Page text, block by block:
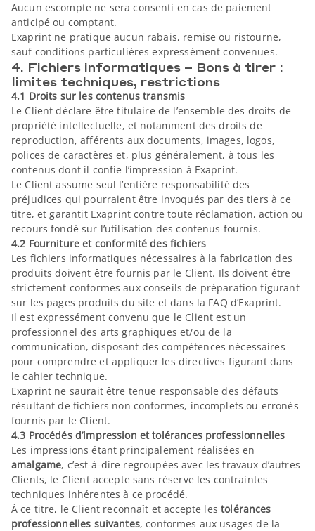
Aucun escompte ne sera consenti en cas de paiement
anticipé ou comptant.
Exaprint ne pratique aucun rabais, remise ou ristourne,
sauf conditions particulières expressément convenues.
4. Fichiers informatiques – Bons à tirer :
limites techniques, restrictions
4.1 Droits sur les contenus transmis
Le Client déclare être titulaire de l’ensemble des droits de
propriété intellectuelle, et notamment des droits de
reproduction, afférents aux documents, images, logos,
polices de caractères et, plus généralement, à tous les
contenus dont il confie l’impression à Exaprint.
Le Client assume seul l’entière responsabilité des
préjudices qui pourraient être invoqués par des tiers à ce
titre, et garantit Exaprint contre toute réclamation, action ou
recours fondé sur l’utilisation des contenus fournis.
4.2 Fourniture et conformité des fichiers
Les fichiers informatiques nécessaires à la fabrication des
produits doivent être fournis par le Client. Ils doivent être
strictement conformes aux conseils de préparation figurant
sur les pages produits du site et dans la FAQ d’Exaprint.
Il est expressément convenu que le Client est un
professionnel des arts graphiques et/ou de la
communication, disposant des compétences nécessaires
pour comprendre et appliquer les directives figurant dans
le cahier technique.
Exaprint ne saurait être tenue responsable des défauts
résultant de fichiers non conformes, incomplets ou erronés
fournis par le Client.
4.3 Procédés d’impression et tolérances professionnelles
Les impressions étant principalement réalisées en
amalgame, c’est-à-dire regroupées avec les travaux d’autres
Clients, le Client accepte sans réserve les contraintes
techniques inhérentes à ce procédé.
À ce titre, le Client reconnaît et accepte lestolérances
professionnelles suivantes, conformes aux usages de la